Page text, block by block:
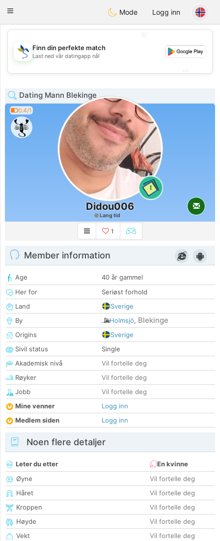
SvenskaDating
Toggle
Mode Logg inn
💖
💕
Finn din perfekte match
Last ned vår datingapp nå!
Dating Mann Blekinge
0.4/1
1
Didou006
Lang tid
1
Member information
Age
40 år gammel
Her for
Seriøst forhold
Land
Sverige
By
Holmsjö, Blekinge
Origins
Sverige
Sivil status
Single
Akademisk nivå
Vil fortelle deg
Røyker
Vil fortelle deg
Jobb
Vil fortelle deg
Mine venner
Logg inn
Medlem siden
Logg inn
Noen flere detaljer
Leter du etter
En kvinne
Øyne
Vil fortelle deg
Håret
Vil fortelle deg
Kroppen
Vil fortelle deg
Høyde
Vil fortelle deg
Vekt
Vil fortelle deg